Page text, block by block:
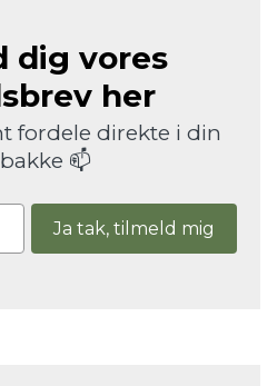
dig vores
her
fordele direkte i din
📫
Ja tak, tilmeld mig